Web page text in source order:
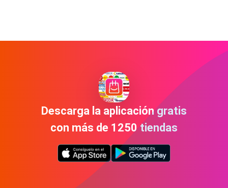
Descarga la aplicación gratis
con más de 1250 tiendas